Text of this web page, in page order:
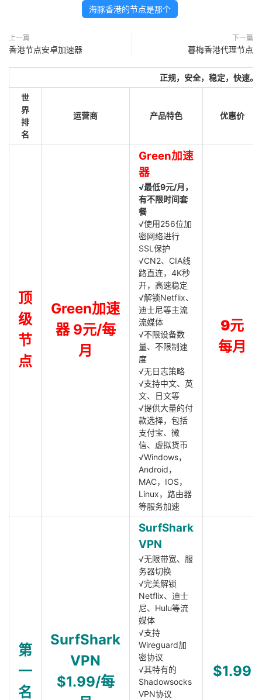
海豚香港的节点是那个
上一篇
香港节点安卓加速器
下一篇
暮梅香港代理节点
正规，安全，稳定，快速。
世
界
排
名
运营商 产品特色 优惠价
顶
级
节
点
Green加速
器 9元/每
月
Green加速
器
√最低9元/月，
有不限时间套
餐
√使用256位加
密网络进行
SSL保护
√CN2、CIA线
路直连，4K秒
开，高速稳定
√解锁Netflix、
迪士尼等主流
流媒体
√不限设备数
量、不限制速
度
√无日志策略
√支持中文、英
文、日文等
√提供大量的付
款选择，包括
支付宝、微
信、虚拟货币
√Windows，
Android，
MAC，IOS，
Linux，路由器
等服务加速
9元
每月
第
一
名
SurfShark
VPN
$1.99/每
SurfShark
VPN
√无限带宽、服
务器切换
√完美解锁
Netflix、迪士
尼、Hulu等流
媒体
√支持
Wireguard加
密协议
√其特有的
Shadowsocks
VPN协议
$1.99